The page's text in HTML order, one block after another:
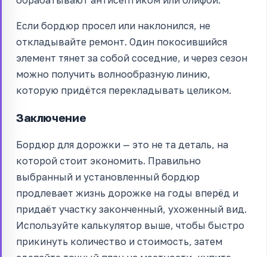
Если бордюр просел или наклонился, не
откладывайте ремонт. Один покосившийся
элемент тянет за собой соседние, и через сезон
можно получить волнообразную линию,
которую придётся перекладывать целиком.
Заключение
Бордюр для дорожки — это не та деталь, на
которой стоит экономить. Правильно
выбранный и установленный бордюр
продлевает жизнь дорожке на годы вперёд и
придаёт участку законченный, ухоженный вид.
Используйте калькулятор выше, чтобы быстро
прикинуть количество и стоимость, затем